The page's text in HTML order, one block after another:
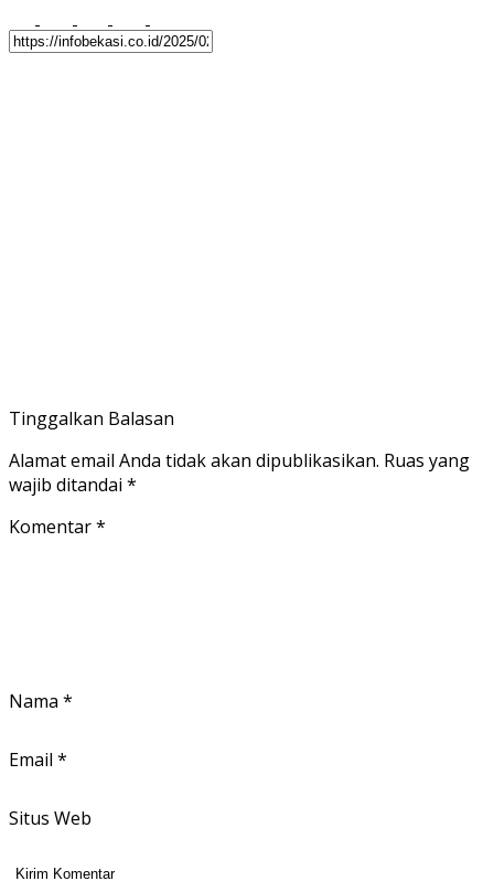
Tinggalkan Balasan
Alamat email Anda tidak akan dipublikasikan. Ruas yang
wajib ditandai *
Komentar*
Nama *
Email *
Situs Web